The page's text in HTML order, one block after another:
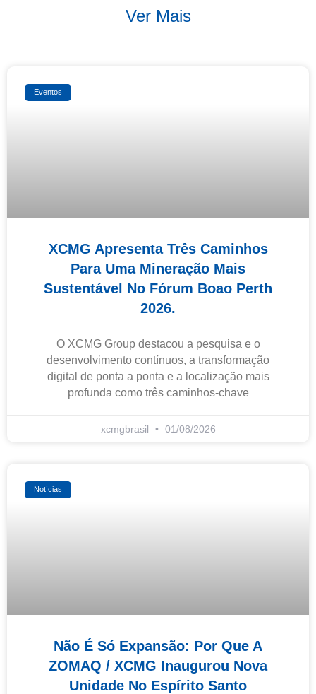
Ver Mais
Eventos
XCMG Apresenta Três Caminhos
Para Uma Mineração Mais
Sustentável No Fórum Boao Perth
2026.
O XCMG Group destacou a pesquisa e o
desenvolvimento contínuos, a transformação
digital de ponta a ponta e a localização mais
profunda como três caminhos-chave
xcmgbrasil 01/08/2026
Notícias
Não É Só Expansão: Por Que A
ZOMAQ / XCMG Inaugurou Nova
Unidade No Espírito Santo